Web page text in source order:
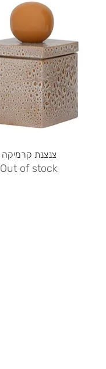
Quick View
צנצנת קרמיקה
Out of stock